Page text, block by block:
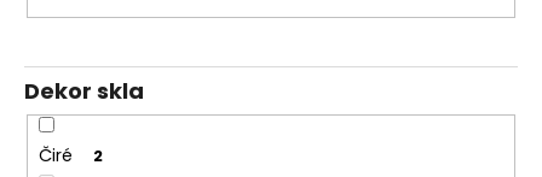
Dekor skla
Čiré 2